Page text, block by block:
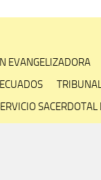
EVANGELIZADORA
SACERDOTAL